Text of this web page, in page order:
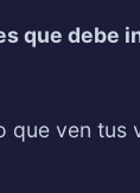
que debe
que ven tus